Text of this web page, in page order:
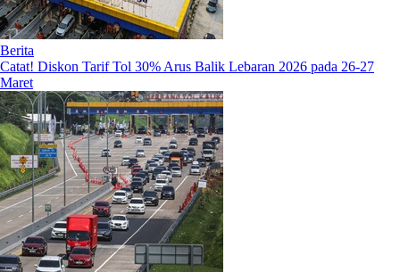
Berita
Catat! Diskon Tarif Tol 30% Arus Balik Lebaran 2026 pada 26-27
Maret